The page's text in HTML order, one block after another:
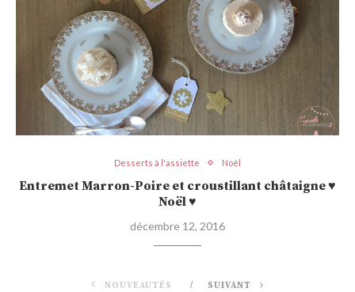
Desserts à l'assiette Noël
Entremet Marron-Poire et croustillant châtaigne ♥
Noël ♥
décembre 12, 2016
NOUVEAUTÉS SUIVANT